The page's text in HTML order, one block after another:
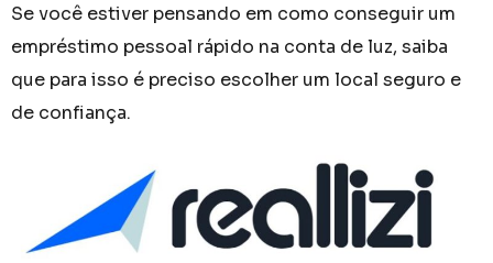
Se você estiver pensando em como conseguir um
empréstimo pessoal rápido na conta de luz, saiba
que para isso é preciso escolher um local seguro e
de confiança.